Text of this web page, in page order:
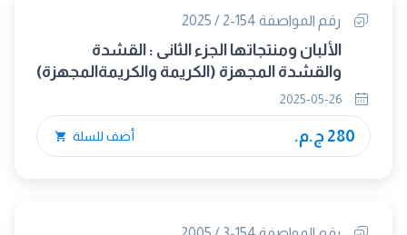
رقم المواصفة 154-2 / 2025
الألبان ومنتجاتها الجزء الثانى : القشدة
والقشدة المجهزة (الكريمة والكريمةالمجهزة)
280 ج.م. أضف للسلة